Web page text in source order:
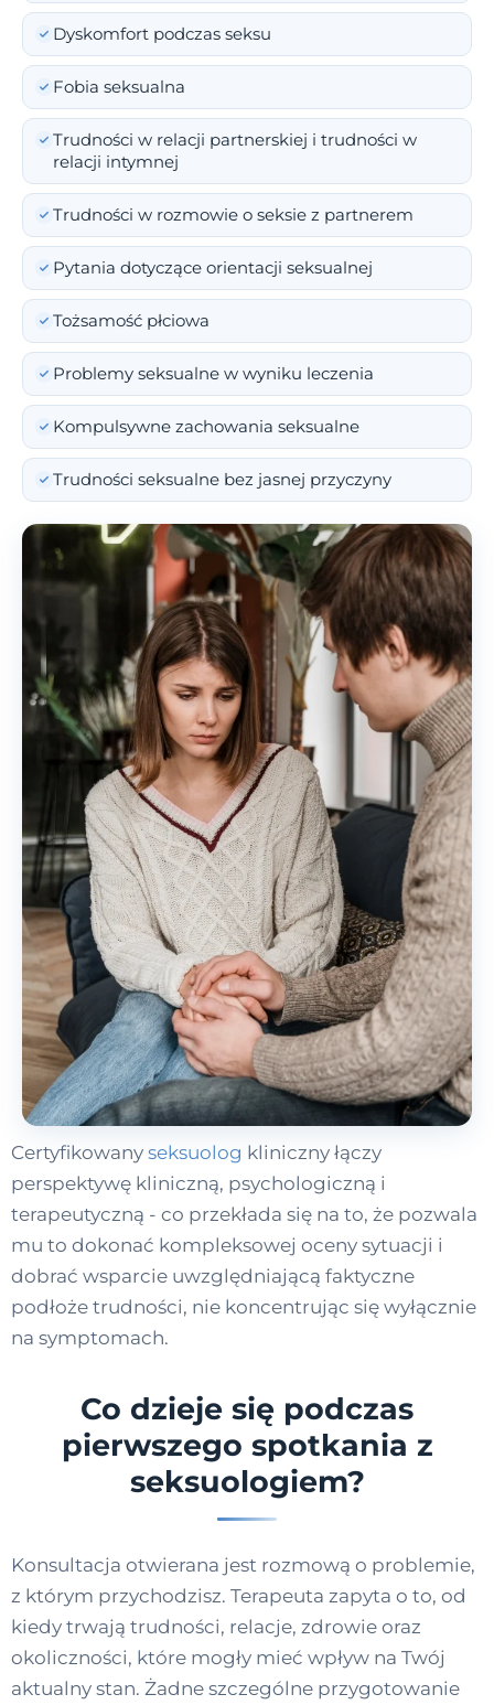
Dyskomfort podczas seksu
Fobia seksualna
Trudności w relacji partnerskiej i trudności w
relacji intymnej
Trudności w rozmowie o seksie z partnerem
Pytania dotyczące orientacji seksualnej
Tożsamość płciowa
Problemy seksualne w wyniku leczenia
Kompulsywne zachowania seksualne
Trudności seksualne bez jasnej przyczyny
Certyfikowany seksuolog kliniczny łączy
perspektywę kliniczną, psychologiczną i
terapeutyczną - co przekłada się na to, że pozwala
mu to dokonać kompleksowej oceny sytuacji i
dobrać wsparcie uwzględniającą faktyczne
podłoże trudności, nie koncentrując się wyłącznie
na symptomach.
Co dzieje się podczas
pierwszego spotkania z
seksuologiem?
Konsultacja otwierana jest rozmową o problemie,
z którym przychodzisz. Terapeuta zapyta o to, od
kiedy trwają trudności, relacje, zdrowie oraz
okoliczności, które mogły mieć wpływ na Twój
aktualny stan. Żadne szczególne przygotowanie